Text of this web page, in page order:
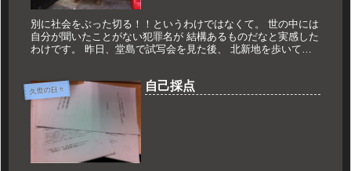
別に社会をぶった切る！！というわけではなくて。 世の中には
自分が聞いたことがない犯罪名が 結構あるものだなと実感した
わけです。 昨日、堂島で試写会を見た後、 北新地を歩いてい
久世の日々 自己採点